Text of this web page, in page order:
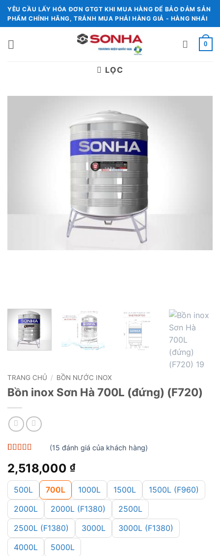
Chuyển
đến
nội
dung
YÊU CẦU LẤY HÓA ĐƠN GTGT KHI MUA HÀNG ĐỂ BẢO ĐẢM SẢN
PHẨM CHÍNH HÃNG, TRÁNH MUA PHẢI HÀNG GIẢ - HÀNG NHÁI
0
LỌC
TRANG CHỦ / BỒN NƯỚC INOX
Bồn inox Sơn Hà 700L (đứng) (F720)
trênđánh
giá
(15 đánh giá của khách hàng)
2,518,000 ₫
500L 700L 1000L 1500L
1500L (F960)
2000L
2000L (F1380)
2500L
2500L (F1380)
3000L
3000L (F1380)
4000L
5000L